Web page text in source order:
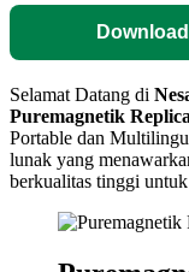
Selamat Datang di
Puremagnetik
Portable dan
lunak yang
berkualitas tinggi